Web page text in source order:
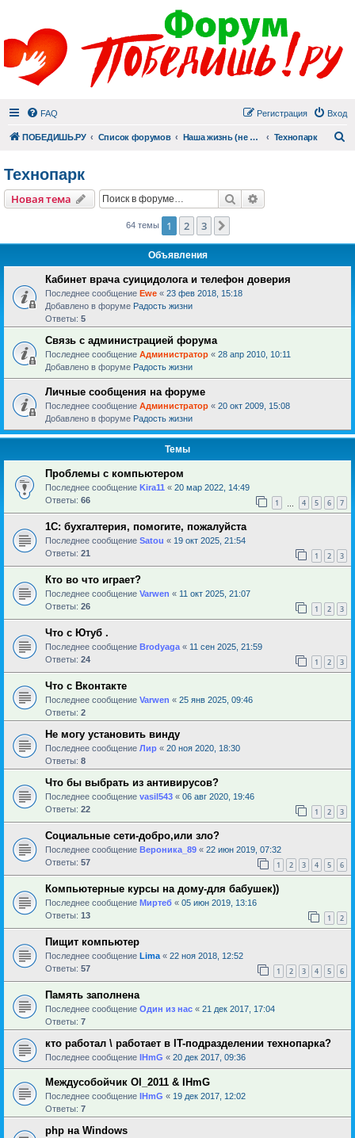
FAQ Вход
Регистрация
ПОБЕДИШЬ.РУ Список форумов Наша жизнь (не всё же о суициде!) Технопарк
Технопарк
Новая тема Поиск
64 темы 1 2 3
Объявления
Кабинет врача суицидолога и телефон доверия
Последнее сообщение Ewe « 23 фев 2018, 15:18
Добавлено в форуме Радость жизни
Ответы: 5
Связь с администрацией форума
Последнее сообщение Администратор « 28 апр 2010, 10:11
Добавлено в форуме Радость жизни
Личные сообщения на форуме
Последнее сообщение Администратор « 20 окт 2009, 15:08
Добавлено в форуме Радость жизни
Темы
Проблемы с компьютером
Последнее сообщение Kira11 « 20 мар 2022, 14:49
Ответы: 66 1 4 5 6 7
1С: бухгалтерия, помогите, пожалуйста
Последнее сообщение Satou « 19 окт 2025, 21:54
Ответы: 21 1 2 3
Кто во что играет?
Последнее сообщение Varwen « 11 окт 2025, 21:07
Ответы: 26 1 2 3
Что с Ютуб .
Последнее сообщение Brodyaga « 11 сен 2025, 21:59
Ответы: 24 1 2 3
Что с Вконтакте
Последнее сообщение Varwen « 25 янв 2025, 09:46
Ответы: 2
Не могу установить винду
Последнее сообщение Лир « 20 ноя 2020, 18:30
Ответы: 8
Что бы выбрать из антивирусов?
Последнее сообщение vasil543 « 06 авг 2020, 19:46
Ответы: 22 1 2 3
Социальные сети-добро,или зло?
Последнее сообщение Вероника_89 « 22 июн 2019, 07:32
Ответы: 57 1 2 3 4 5 6
Компьютерные курсы на дому-для бабушек))
Последнее сообщение Миртеб « 05 июн 2019, 13:16
Ответы: 13 1 2
Пищит компьютер
Последнее сообщение Lima « 22 ноя 2018, 12:52
Ответы: 57 1 2 3 4 5 6
Память заполнена
Последнее сообщение Один из нас « 21 дек 2017, 17:04
Ответы: 7
кто работал \ работает в IT-подразделении технопарка?
Последнее сообщение IHmG « 20 дек 2017, 09:36
Междусобойчик Ol_2011 & IHmG
Последнее сообщение IHmG « 19 дек 2017, 12:02
Ответы: 7
php на Windows